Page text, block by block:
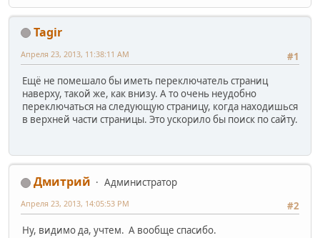
Tagir
#1
Апреля 23, 2013, 11:38:11 AM
Ещё не помешало бы иметь переключатель страниц
наверху, такой же, как внизу. А то очень неудобно
переключаться на следующую страницу, когда находишься
в верхней части страницы. Это ускорило бы поиск по сайту.
Дмитрий
Администратор
#2
Апреля 23, 2013, 14:05:53 PM
Ну, видимо да, учтем. А вообще спасибо.